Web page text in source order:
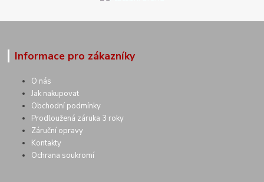
Informace pro zákazníky
O nás
Jak nakupovat
Obchodní podmínky
Prodloužená záruka 3 roky
Záruční opravy
Kontakty
Ochrana soukromí